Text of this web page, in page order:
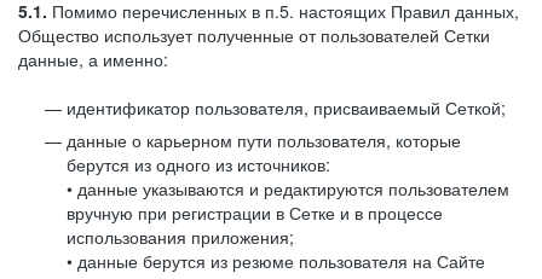
5.1. Помимо перечисленных в п.5. настоящих Правил данных,
Общество использует полученные от пользователей Сетки
данные, а именно:
идентификатор пользователя, присваиваемый Сеткой;
данные о карьерном пути пользователя, которые
берутся из одного из источников:
• данные указываются и редактируются пользователем
вручную при регистрации в Сетке и в процессе
использования приложения;
• данные берутся из резюме пользователя на Сайте